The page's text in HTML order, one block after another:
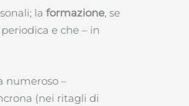
la formazione, se
e che – in
numeroso –
(nei ritagli di